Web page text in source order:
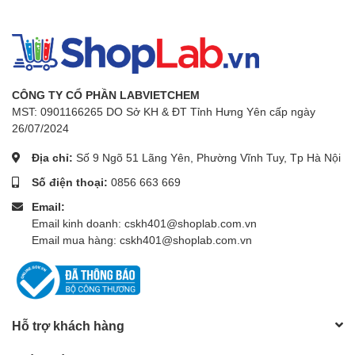
CÔNG TY CỔ PHẦN LABVIETCHEM
MST: 0901166265 DO Sở KH & ĐT Tỉnh Hưng Yên cấp ngày
26/07/2024
Địa chỉ: Số 9 Ngõ 51 Lãng Yên, Phường Vĩnh Tuy, Tp Hà Nội
Số điện thoại: 0856 663 669
Email:
Email kinh doanh: cskh401@shoplab.com.vn
Email mua hàng: cskh401@shoplab.com.vn
Hỗ trợ khách hàng